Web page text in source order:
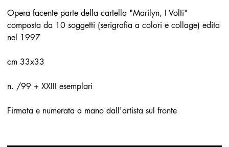
Opera facente parte della cartella "Marilyn, I Volti"
composta da 10 soggetti (serigrafia a colori e collage) edita
nel 1997
cm 33x33
n. /99 + XXIII esemplari
Firmata e numerata a mano dall'artista sul fronte